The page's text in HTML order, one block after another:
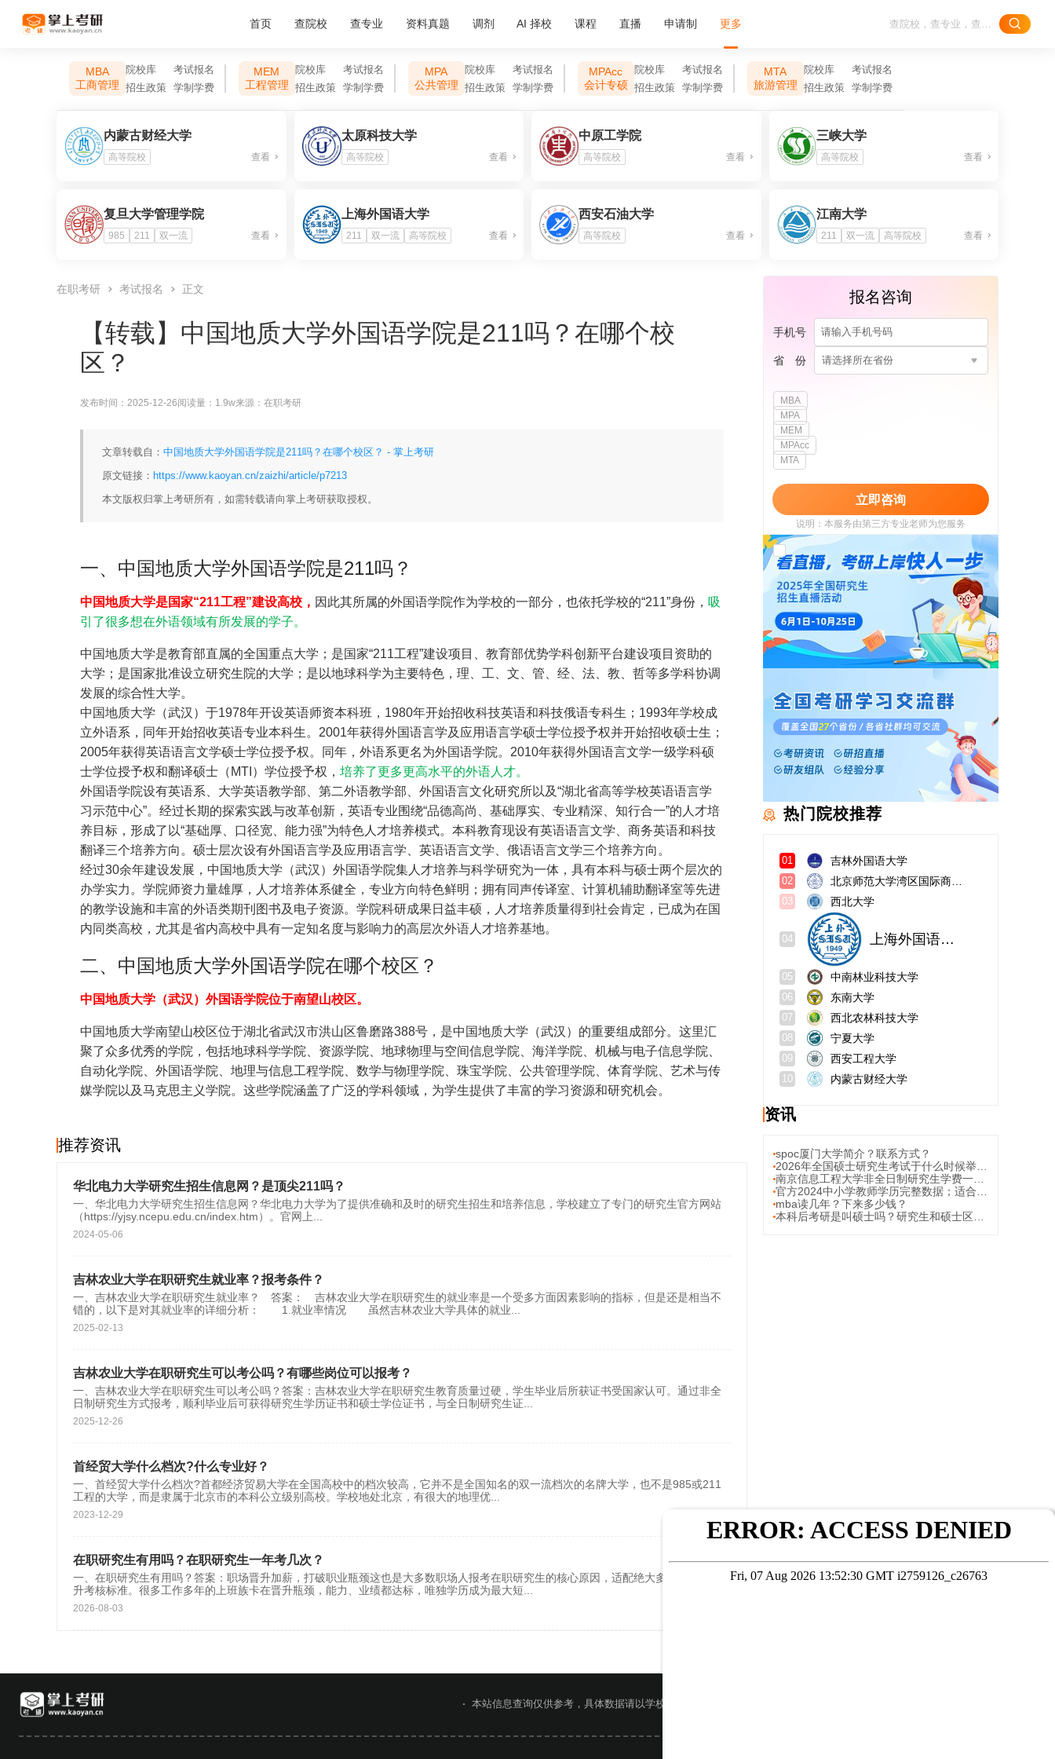
首页 查院校 查专业 资料真题 调剂 AI 择校 课程 直播 申请制 更多
MBA
工商管理
院校库
考试报名
招生政策
学制学费
MEM
工程管理
院校库
考试报名
招生政策
学制学费
MPA
公共管理
院校库
考试报名
招生政策
学制学费
MPAcc
会计专硕
院校库
考试报名
招生政策
学制学费
MTA
旅游管理
院校库
考试报名
招生政策
学制学费
内蒙古财经大学
高等院校 查看
太原科技大学
高等院校 查看
中原工学院
高等院校 查看
三峡大学
高等院校 查看
复旦大学管理学院
985 211 双一流 查看
上海外国语大学
211 双一流 高等院校 查看
西安石油大学
高等院校 查看
江南大学
211 双一流 高等院校 查看
在职考研 考试报名 正文
【转载】 中国地质大学外国语学院是211吗？在哪个校
区？
发布时间： 2025-12-26阅读量： 1.9w来源： 在职考研
文章转载自： 中国地质大学外国语学院是211吗？在哪个校区？ - 掌上考研
原文链接： https://www.kaoyan.cn/zaizhi/article/p7213
本文版权归掌上考研所有，如需转载请向掌上考研获取授权。
一、中国地质大学外国语学院是211吗？
中国地质大学是国家“211工程”建设高校， 因此其所属的外国语学院作为学校的一部分，也依托学校的“211”身份， 吸
引了很多想在外语领域有所发展的学子。‌
中国地质大学是教育部直属的全国重点大学；是国家“211工程”建设项目、教育部优势学科创新平台建设项目资助的
大学；是国家批准设立研究生院的大学；是以地球科学为主要特色，理、工、文、管、经、法、教、哲等多学科协调
发展的综合性大学。
中国地质大学（武汉）于1978年开设英语师资本科班，1980年开始招收科技英语和科技俄语专科生；1993年学校成
立外语系，同年开始招收英语专业本科生。2001年获得外国语言学及应用语言学硕士学位授予权并开始招收硕士生；
2005年获得英语语言文学硕士学位授予权。同年，外语系更名为外国语学院。2010年获得外国语言文学一级学科硕
士学位授予权和翻译硕士（MTI）学位授予权， 培养了更多更高水平的外语人才。
外国语学院设有英语系、大学英语教学部、第二外语教学部、外国语言文化研究所以及“湖北省高等学校英语语言学
习示范中心”。经过长期的探索实践与改革创新，英语专业围绕“品德高尚、基础厚实、专业精深、知行合一”的人才培
养目标，形成了以“基础厚、口径宽、能力强”为特色人才培养模式。本科教育现设有英语语言文学、商务英语和科技
翻译三个培养方向。硕士层次设有外国语言学及应用语言学、英语语言文学、俄语语言文学三个培养方向。
经过30余年建设发展，中国地质大学（武汉）外国语学院集人才培养与科学研究为一体，具有本科与硕士两个层次的
办学实力。学院师资力量雄厚，人才培养体系健全，专业方向特色鲜明；拥有同声传译室、计算机辅助翻译室等先进
的教学设施和丰富的外语类期刊图书及电子资源。学院科研成果日益丰硕，人才培养质量得到社会肯定，已成为在国
内同类高校，尤其是省内高校中具有一定知名度与影响力的高层次外语人才培养基地。
二、中国地质大学外国语学院在哪个校区？
中国地质大学（武汉）外国语学院位于南望山校区。
中国地质大学南望山校区位于湖北省武汉市洪山区鲁磨路388号，是中国地质大学（武汉）的重要组成部分。这里汇
聚了众多优秀的学院，包括地球科学学院、资源学院、地球物理与空间信息学院、海洋学院、机械与电子信息学院、
自动化学院、外国语学院、地理与信息工程学院、数学与物理学院、珠宝学院、公共管理学院、体育学院、艺术与传
媒学院以及马克思主义学院。这些学院涵盖了广泛的学科领域，为学生提供了丰富的学习资源和研究机会。
推荐资讯
华北电力大学研究生招生信息网？是顶尖211吗？
一、华北电力大学研究生招生信息网？华北电力大学为了提供准确和及时的研究生招生和培养信息，学校建立了专门的研究生官方网站
（https://yjsy.ncepu.edu.cn/index.htm）。官网上
2024-05-06
吉林农业大学在职研究生就业率？报考条件？
一、吉林农业大学在职研究生就业率？ 答案： 吉林农业大学在职研究生的就业率是一个受多方面因素影响的指标，但是还是相当不
错的，以下是对其就业率的详细分析： 1.就业率情况 虽然吉林农业大学具体的就业
2025-02-13
吉林农业大学在职研究生可以考公吗？有哪些岗位可以报考？
一、吉林农业大学在职研究生可以考公吗？答案：吉林农业大学在职研究生教育质量过硬，学生毕业后所获证书受国家认可。通过非全
日制研究生方式报考，顺利毕业后可获得研究生学历证书和硕士学位证书，与全日制研究生证
2025-12-26
首经贸大学什么档次?什么专业好？
一、首经贸大学什么档次?首都经济贸易大学在全国高校中的档次较高，它并不是全国知名的双一流档次的名牌大学，也不是985或211
工程的大学，而是隶属于北京市的本科公立级别高校。学校地处北京，有很大的地理优
2023-12-29
在职研究生有用吗？在职研究生一年考几次？
一、在职研究生有用吗？答案：职场晋升加薪，打破职业瓶颈这也是大多数职场人报考在职研究生的核心原因，适配绝大多数行业的晋
升考核标准。很多工作多年的上班族卡在晋升瓶颈，能力、业绩都达标，唯独学历成为最大短
2026-08-03
报名咨询
手机号
省 份 请选择所在省份
MBA
MPA
MEM
MPAcc
MTA
立即咨询
说明：本服务由第三方专业老师为您服务
我已阅读并同意 《用户政策》
《用户服务
使用协议》
热门院校推荐
01 吉林外国语大学
02
03 西北大学
04 上海外国语大学
05 中南林业科技大学
06 东南大学
07 西北农林科技大学
08 宁夏大学
09 西安工程大学
10 内蒙古财经大学
资讯
spoc厦门大学简介？联系方式？
mba读几年？下来多少钱？
本站信息查询仅供参考，具体数据请以学校官网或考试院公布为准